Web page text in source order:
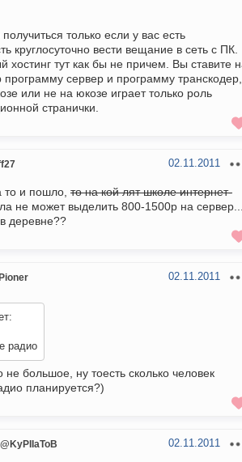
только если у вас есть
круглосуточно вести вещание в сеть с ПК.
хостинг тут как бы не причем. Вы ставите
программу сервер и программу
или не на юкозе играет только роль
странички.
02.11.2011
то и пошло, то на кой лят школе интернет-
не может выделить 800-1500р на
деревне??
02.11.2011
радио
не большое, ну тоесть сколько человек
планируется?)
@KyPIIaToB 02.11.2011